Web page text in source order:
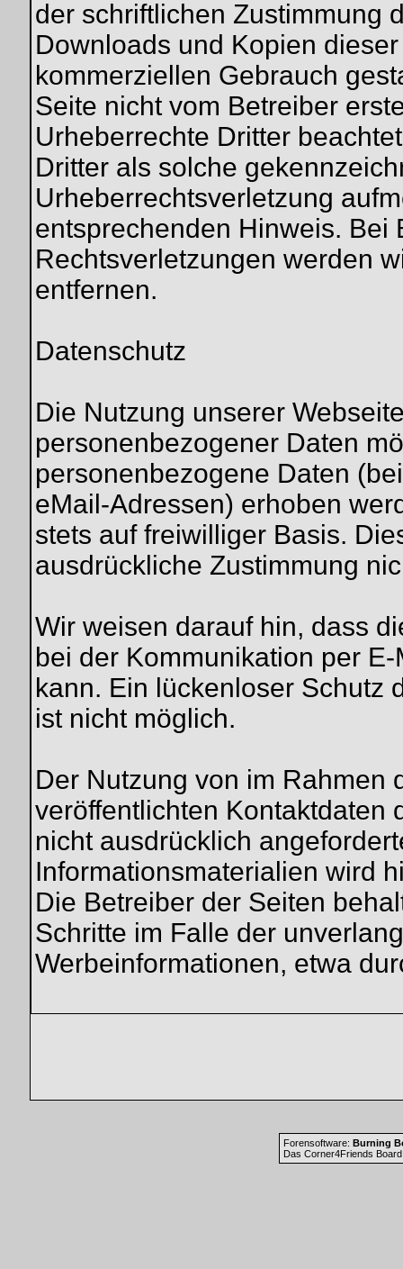
der schriftlichen Zustimmung
Downloads und Kopien
kommerziellen Gebrauch
Seite nicht vom Betreiber
Urheberrechte Dritter
Dritter als solche
Urheberrechtsverletzung
entsprechenden Hinweis. Bei
Rechtsverletzungen werden
entfernen.
Datenschutz
Die Nutzung unserer
personenbezogener Daten
personenbezogene Daten
eMail-Adressen) erhoben
stets auf freiwilliger Basis.
ausdrückliche Zustimmung
Wir weisen darauf hin, dass
bei der Kommunikation per
kann. Ein lückenloser Schutz
ist nicht möglich.
Der Nutzung von im Rahmen
veröffentlichten Kontaktdaten
nicht ausdrücklich
Informationsmaterialien wird
Die Betreiber der Seiten
Schritte im Falle der
Werbeinformationen, etwa
Forensoftware: Burning
Das Corner4Friends